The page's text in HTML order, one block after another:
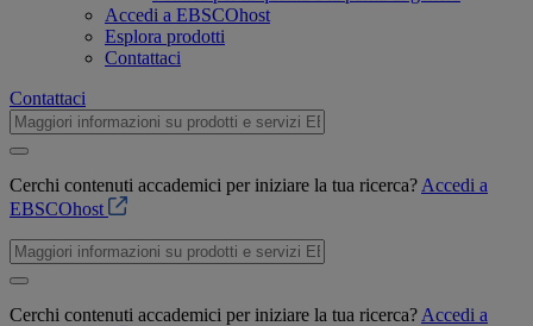
Accedi a EBSCOhost
Esplora prodotti
Contattaci
Contattaci
Cerchi contenuti accademici per iniziare la tua ricerca? Accedi a
EBSCOhost
Cerchi contenuti accademici per iniziare la tua ricerca? Accedi a